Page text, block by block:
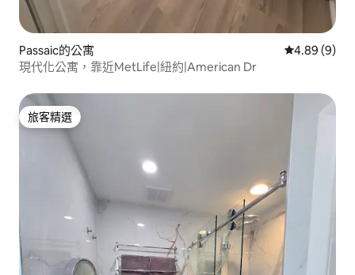
Passaic的公寓 從 9 則評價
4.89 (9)
現代化公寓，靠近MetLife|紐約|American Dr
旅客精選
旅客精選